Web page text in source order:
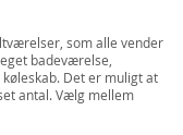
som alle vender
badeværelse,
Det er muligt at
antal. Vælg mellem